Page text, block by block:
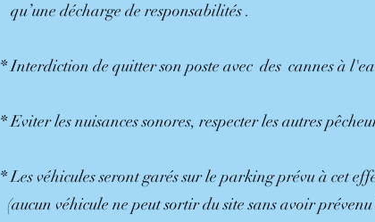
qu’une décharge de responsabilités .
* Interdiction de quitter son poste avec des cannes à
* Eviter les nuisances sonores, respecter les autres
* Les véhicules seront garés sur le parking prévu à cet
(aucun véhicule ne peut sortir du site sans avoir